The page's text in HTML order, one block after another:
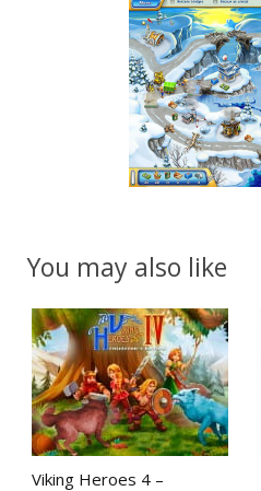
You may also like
Viking Heroes 4 –